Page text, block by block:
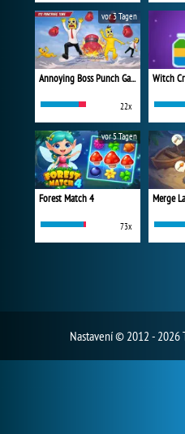
Annoying Boss Punch Game
22x
vor 3 Tagen
Witch
Forest Match 4
73x
vor 5 Tagen
Merge
Nastavení© 2012 - 2026